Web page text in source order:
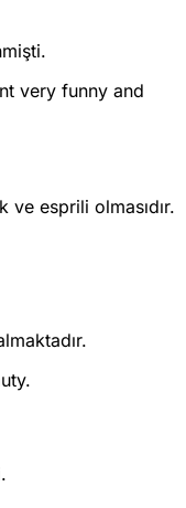
very funny and
esprili olmasıdır.